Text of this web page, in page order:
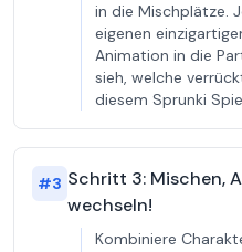
in die Mischplätze.
eigenen
Animation in die
sieh, welche
diesem Sprunki
#3 Schritt 3: Mischen,
wechseln!
Kombiniere